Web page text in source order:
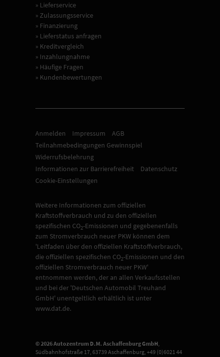
» Lieferservice
» Zulassungsservice
» Finanzierung
» Lieferstatus anfragen
» Kreditvergleich
» Inzahlungnahme
» Häufige Fragen
» Kundenbewertungen
Anmelden Impressum
AGB
Teilnahmebedingungen Gewinnspiel
Widerrufsbelehrung
Informationen zur Barrierefreiheit
Datenschutz
Cookie-Einstellungen
Weitere Informationen zum offiziellen
Kraftstoffverbrauch und zu den offiziellen
spezifischen CO2-Emissionen und gegebenenfalls
zum Stromverbrauch neuer PKW können dem
'Leitfaden über den offiziellen Kraftstoffverbrauch,
die offiziellen spezifischen CO2-Emissionen und den
offiziellen Stromverbrauch neuer PKW'
entnommen werden, der an allen Verkaufsstellen
und bei der 'Deutschen Automobil Treuhand
GmbH' unentgeltlich erhältlich ist unter
www.dat.de.
© 2026Autozentrum D.M. Aschaffenburg GmbH,
Südbahnhofstraße 17, 63739Aschaffenburg, +49 (0)6021 44